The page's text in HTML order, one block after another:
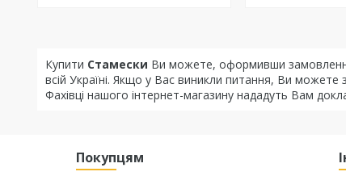
Купити Стамески Ви можете, оформивши
всій Україні. Якщо у Вас виникли питання, Ви
Фахівці нашого інтернет-магазину нададуть Вам
Покупцям